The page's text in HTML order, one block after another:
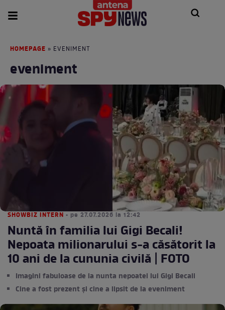
HOMEPAGE » EVENIMENT
eveniment
SHOWBIZ INTERN • pe 27.07.2026 la 12:42
Nuntă în familia lui Gigi Becali!
Nepoata milionarului s-a căsătorit la
10 ani de la cununia civilă | FOTO
Imagini fabuloase de la nunta nepoatei lui Gigi Becali
Cine a fost prezent și cine a lipsit de la eveniment